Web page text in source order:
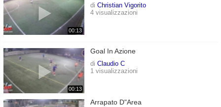
00:13
di Christian Vigorito
4 visualizzazioni
00:13
Goal In Azione
di Claudio C
1 visualizzazioni
Arrapato D"area